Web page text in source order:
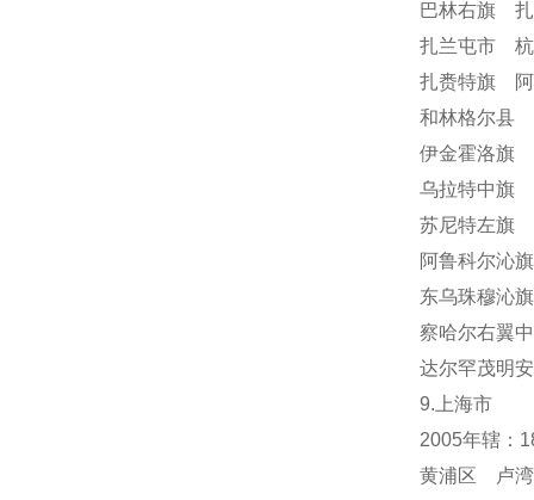
巴林右旗
扎兰屯市
扎赉特旗
和林格尔县
伊金霍洛旗
乌拉特中旗
苏尼特左旗
阿鲁科尔沁
东乌珠穆沁
察哈尔右翼
达尔罕茂明
9.上海市
2005年辖：
黄浦区 卢